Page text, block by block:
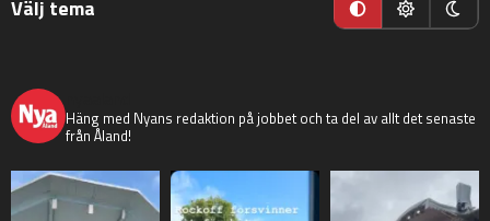
Välj tema
Häng med Nyans redaktion på jobbet och ta del av allt det senaste
från Åland!